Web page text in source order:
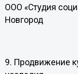
ООО «Студия
Новгород
9. Продвижение